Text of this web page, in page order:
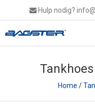
Hulp nodig?
Home /